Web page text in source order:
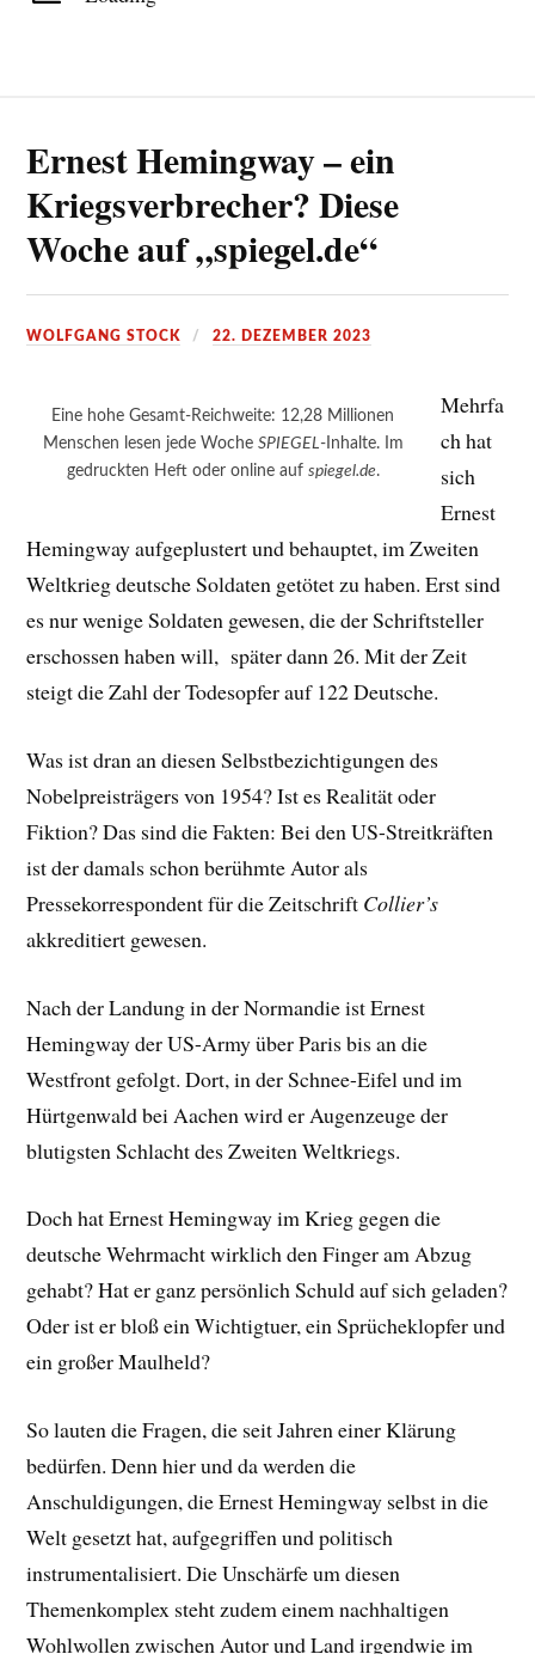
Ernest Hemingway – ein
Kriegsverbrecher? Diese
Woche auf „spiegel.de“
WOLFGANG STOCK 22. DEZEMBER 2023
Eine hohe Gesamt-Reichweite: 12,28 Millionen
Menschen lesen jede Woche SPIEGEL-Inhalte. Im
gedruckten Heft oder online auf spiegel.de.
Mehrfa
ch hat
sich
Ernest
Hemingway aufgeplustert und behauptet, im Zweiten
Weltkrieg deutsche Soldaten getötet zu haben. Erst sind
es nur wenige Soldaten gewesen, die der Schriftsteller
erschossen haben will, später dann 26. Mit der Zeit
steigt die Zahl der Todesopfer auf 122 Deutsche.
Was ist dran an diesen Selbstbezichtigungen des
Nobelpreisträgers von 1954? Ist es Realität oder
Fiktion? Das sind die Fakten: Bei den US-Streitkräften
ist der damals schon berühmte Autor als
Pressekorrespondent für die Zeitschrift Collier’s
akkreditiert gewesen.
Nach der Landung in der Normandie ist Ernest
Hemingway der US-Army über Paris bis an die
Westfront gefolgt. Dort, in der Schnee-Eifel und im
Hürtgenwald bei Aachen wird er Augenzeuge der
blutigsten Schlacht des Zweiten Weltkriegs.
Doch hat Ernest Hemingway im Krieg gegen die
deutsche Wehrmacht wirklich den Finger am Abzug
gehabt? Hat er ganz persönlich Schuld auf sich geladen?
Oder ist er bloß ein Wichtigtuer, ein Sprücheklopfer und
ein großer Maulheld?
So lauten die Fragen, die seit Jahren einer Klärung
bedürfen. Denn hier und da werden die
Anschuldigungen, die Ernest Hemingway selbst in die
Welt gesetzt hat, aufgegriffen und politisch
instrumentalisiert. Die Unschärfe um diesen
Themenkomplex steht zudem einem nachhaltigen
Wohlwollen zwischen Autor und Land irgendwie im